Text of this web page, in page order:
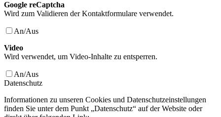
Google reCaptcha
Wird zum Validieren der Kontaktformulare verwendet.
An/Aus
Video
Wird verwendet, um Video-Inhalte zu entsperren.
An/Aus
Datenschutz
Informationen zu unseren Cookies und Datenschutzeinstellungen
finden Sie unter dem Punkt „Datenschutz“ auf der Website oder